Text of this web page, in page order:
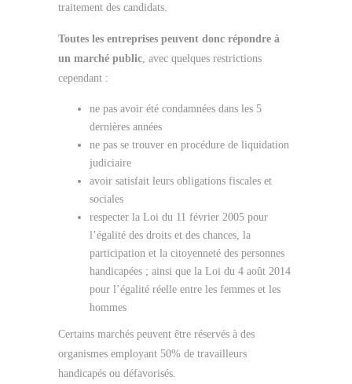
traitement des candidats.
Toutes les entreprises peuvent donc répondre à
un marché public , avec quelques restrictions
cependant :
ne pas avoir été condamnées dans les 5
dernières années
ne pas se trouver en procédure de liquidation
judiciaire
avoir satisfait leurs obligations fiscales et
sociales
respecter la Loi du 11 février 2005 pour
l’égalité des droits et des chances, la
participation et la citoyenneté des personnes
handicapées ; ainsi que la Loi du 4 août 2014
pour l’égalité réelle entre les femmes et les
hommes
Certains marchés peuvent être réservés à des
organismes employant 50% de travailleurs
handicapés ou défavorisés.